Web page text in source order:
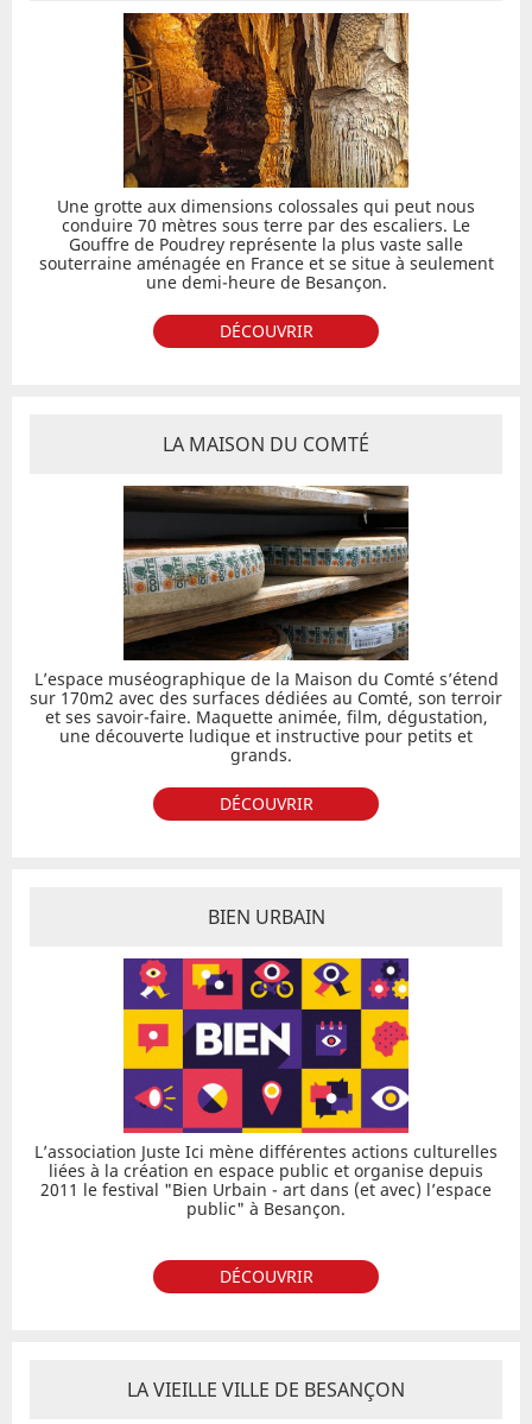
Une grotte aux dimensions colossales qui peut nous
conduire 70 mètres sous terre par des escaliers. Le
Gouffre de Poudrey représente la plus vaste salle
souterraine aménagée en France et se situe à seulement
une demi-heure de Besançon.
DÉCOUVRIR
LA MAISON DU COMTÉ
L’espace muséographique de la Maison du Comté s’étend
sur 170m2 avec des surfaces dédiées au Comté, son terroir
et ses savoir-faire. Maquette animée, film, dégustation,
une découverte ludique et instructive pour petits et
grands.
DÉCOUVRIR
BIEN URBAIN
L’association Juste Ici mène différentes actions culturelles
liées à la création en espace public et organise depuis
2011 le festival "Bien Urbain - art dans (et avec) l’espace
public" à Besançon.
DÉCOUVRIR
LA VIEILLE VILLE DE BESANÇON